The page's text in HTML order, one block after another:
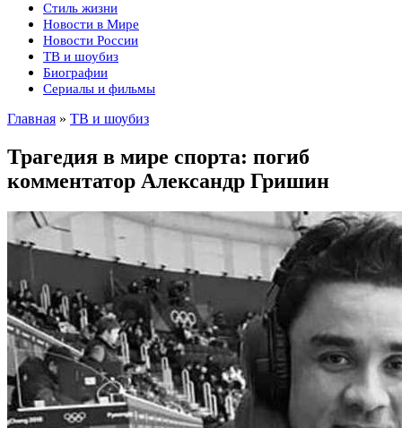
Стиль жизни
Новости в Мире
Новости России
ТВ и шоубиз
Биографии
Сериалы и фильмы
Главная » ТВ и шоубиз
Трагедия в мире спорта: погиб
комментатор Александр Гришин